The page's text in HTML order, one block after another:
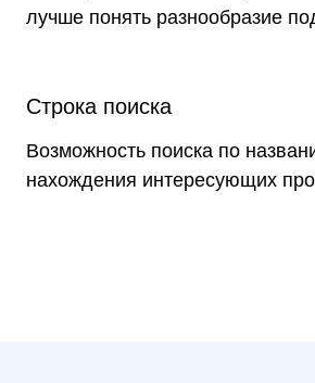
лучше понять разнообразие
Строка поиска
Возможность поиска по
нахождения интересующих